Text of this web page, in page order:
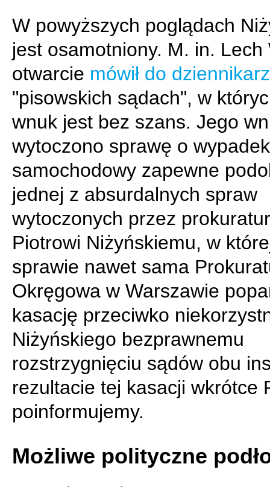
W powyższych poglądach
jest osamotniony. M. in. Lech
otwarcie mówił do
"pisowskich sądach", w
wnuk jest bez szans. Jego
wytoczono sprawę o wypadek
samochodowy zapewne
jednej z absurdalnych spraw
wytoczonych przez
Piotrowi Niżyńskiemu, w
sprawie nawet sama
Okręgowa w Warszawie
kasację przeciwko
Niżyńskiego bezprawnemu
rozstrzygnięciu sądów obu
rezultacie tej kasacji wkrótce
poinformujemy.
Możliwe polityczne